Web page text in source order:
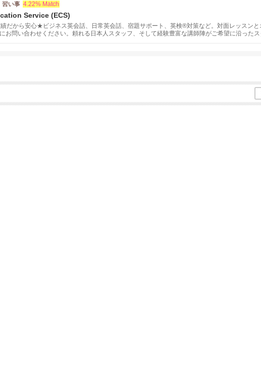
習い事 4.22% Match
Service (ECS)
だから安心★ビジネス英会話、日常英会話、宿題サポート、英検®対策など。対面レッスンと
お問い合わせください。頼れる日本人スタッフ、そして経験豊富な講師陣がご希望に沿った